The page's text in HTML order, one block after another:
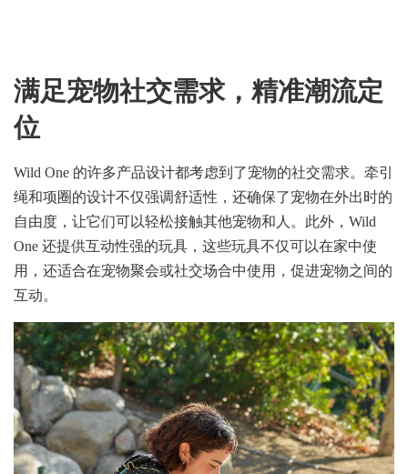
满足宠物社交需求，精准潮流定
位
Wild One 的许多产品设计都考虑到了宠物的社交需求。牵引
绳和项圈的设计不仅强调舒适性，还确保了宠物在外出时的
自由度，让它们可以轻松接触其他宠物和人。此外，Wild
One 还提供互动性强的玩具，这些玩具不仅可以在家中使
用，还适合在宠物聚会或社交场合中使用，促进宠物之间的
互动。